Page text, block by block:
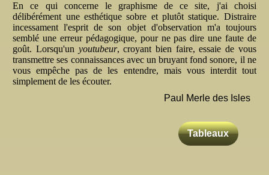
En ce qui concerne le graphisme de ce site, j'ai choisi
délibérément une esthétique sobre et plutôt statique. Distraire
incessament l'esprit de son objet d'observation m'a toujours
semblé une erreur pédagogique, pour ne pas dire une faute de
goût. Lorsqu'un youtubeur, croyant bien faire, essaie de vous
transmettre ses connaissances avec un bruyant fond sonore, il ne
vous empêche pas de les entendre, mais vous interdit tout
simplement de les écouter.
Paul Merle des Isles
Tableaux